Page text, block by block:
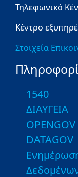
Τηλεφωνικό
Κέντρο
Στοιχεία
1540
ΔΙΑΥΓΕΙΑ
OPENGOV
DATAGOV